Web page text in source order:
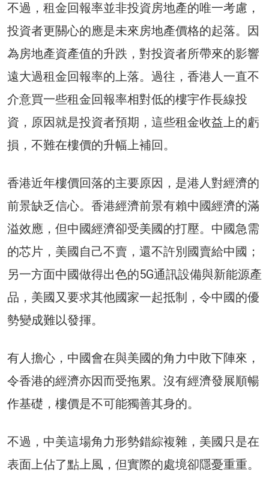
不過，租金回報率並非投資房地產的唯一考慮，
投資者更關心的應是未來房地產價格的起落。因
為房地產資產值的升跌，對投資者所帶來的影響
遠大過租金回報率的上落。過往，香港人一直不
介意買一些租金回報率相對低的樓宇作長線投
資，原因就是投資者預期，這些租金收益上的虧
損，不難在樓價的升幅上補回。
香港近年樓價回落的主要原因，是港人對經濟的
前景缺乏信心。香港經濟前景有賴中國經濟的滿
溢效應，但中國經濟卻受美國的打壓。中國急需
的芯片，美國自己不賣，還不許別國賣給中國；
另一方面中國做得出色的5G通訊設備與新能源產
品，美國又要求其他國家一起抵制，令中國的優
勢變成難以發揮。
有人擔心，中國會在與美國的角力中敗下陣來，
令香港的經濟亦因而受拖累。沒有經濟發展順暢
作基礎，樓價是不可能獨善其身的。
不過，中美這場角力形勢錯綜複雜，美國只是在
表面上佔了點上風，但實際的處境卻隱憂重重。